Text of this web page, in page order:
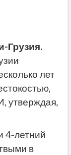
Грузия.
лет
утверждая,
4-летний
в